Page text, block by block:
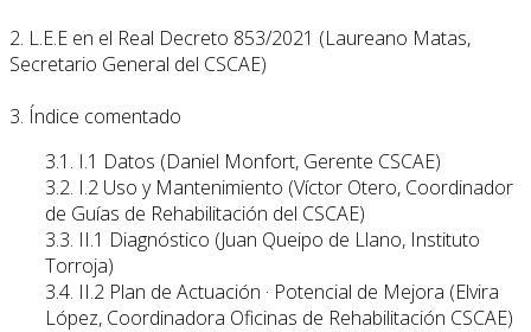
2. L.E.E en el Real Decreto 853/2021 (Laureano Matas,
Secretario General del CSCAE)
3. Índice comentado
3.1. I.1 Datos (Daniel Monfort, Gerente CSCAE)
3.2. I.2 Uso y Mantenimiento (Víctor Otero, Coordinador
de Guías de Rehabilitación del CSCAE)
3.3. II.1 Diagnóstico (Juan Queipo de Llano, Instituto
Torroja)
3.4. II.2 Plan de Actuación · Potencial de Mejora (Elvira
López, Coordinadora Oficinas de Rehabilitación CSCAE)